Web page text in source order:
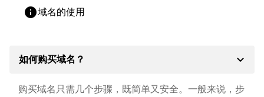
info域名的使用
如何购买域名？ expand_more
购买域名只需几个步骤，既简单又安全。一般来说，步